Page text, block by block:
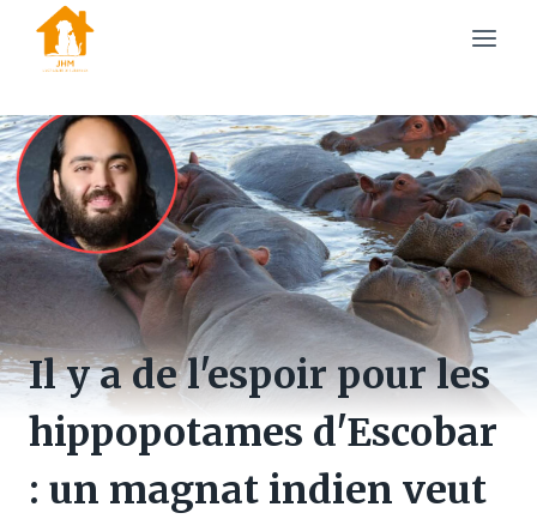
content
Il y a de l'espoir pour les
hippopotames d'Escobar
: un magnat indien veut